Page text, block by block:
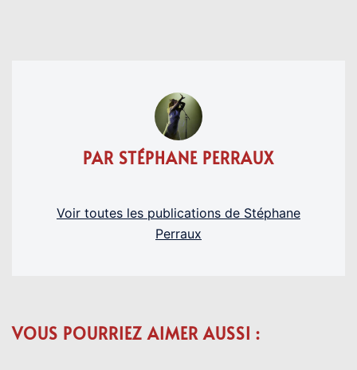
PAR STÉPHANE PERRAUX
Voir toutes les publications de Stéphane
Perraux
VOUS POURRIEZ AIMER AUSSI :